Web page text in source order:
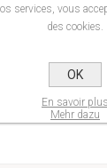
services, vous
des cookies.
OK
En savoir plus
Mehr dazu